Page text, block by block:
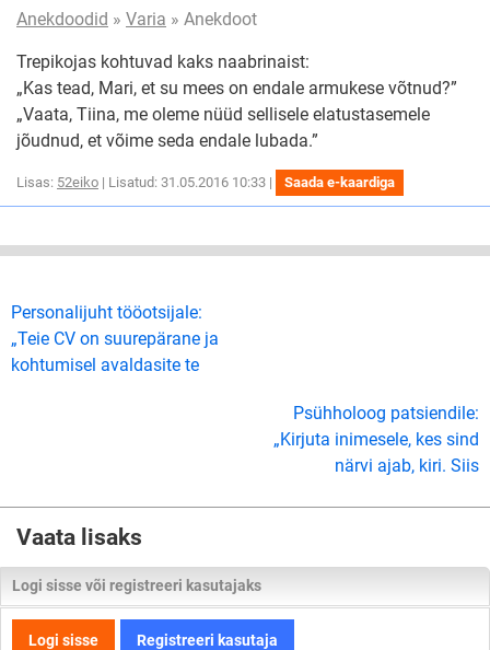
Anekdoodid » Varia » Anekdoot
Trepikojas kohtuvad kaks naabrinaist:
„Kas tead, Mari, et su mees on endale armukese võtnud?”
„Vaata, Tiina, me oleme nüüd sellisele elatustasemele
jõudnud, et võime seda endale lubada.”
Lisas: 52eiko | Lisatud: 31.05.2016 10:33 | Saada e-kaardiga
Personalijuht tööotsijale:
„Teie CV on suurepärane ja
kohtumisel avaldasite te
Psühholoog patsiendile:
„Kirjuta inimesele, kes sind
närvi ajab, kiri. Siis
Vaata lisaks
Logi sisse või registreeri kasutajaks
Logi sisse Registreeri kasutaja